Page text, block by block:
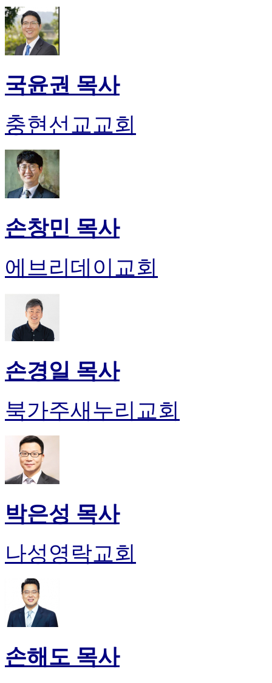
국윤권 목사
충현선교교회
손창민 목사
에브리데이교회
손경일 목사
북가주새누리교회
박은성 목사
나성영락교회
손해도 목사